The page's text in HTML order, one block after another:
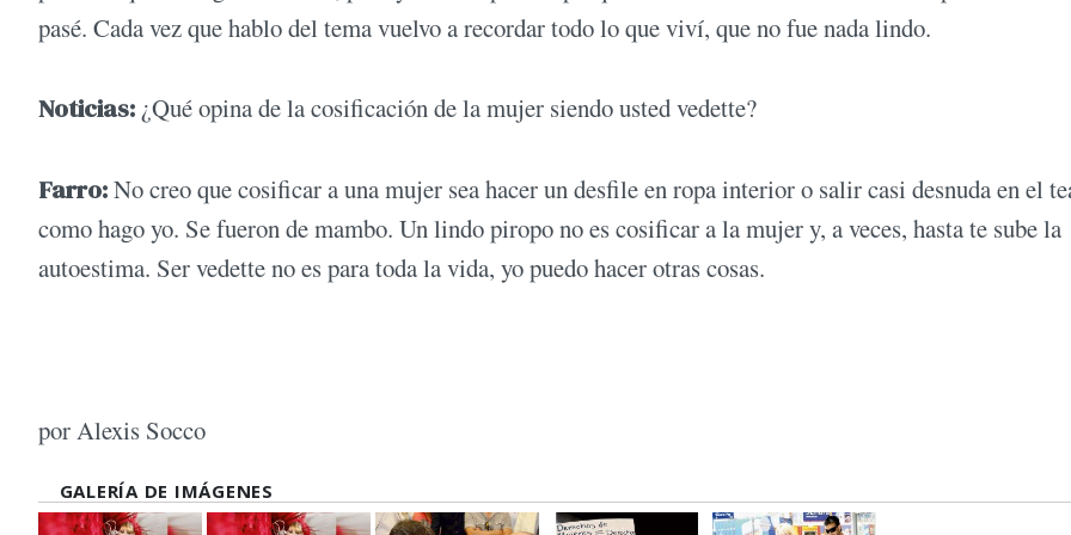
pasé. Cada vez que hablo del tema vuelvo a recordar todo lo que viví, que no fue nada lindo.
Noticias: ¿Qué opina de la cosificación de la mujer siendo usted vedette?
Farro:No creo que cosificar a una mujer sea hacer un desfile en ropa interior o salir casi desnuda en el
como hago yo. Se fueron de mambo. Un lindo piropo no es cosificar a la mujer y, a veces, hasta te sube la
autoestima. Ser vedette no es para toda la vida, yo puedo hacer otras cosas.
por Alexis Socco
GALERÍA DE IMÁGENES